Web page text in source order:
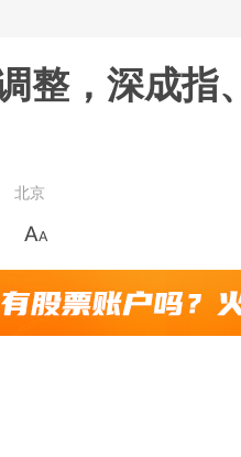
整，深成指
北京